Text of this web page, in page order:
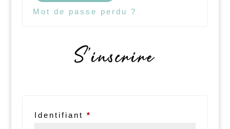
Mot de passe perdu ?
S’inscrire
Identifiant *